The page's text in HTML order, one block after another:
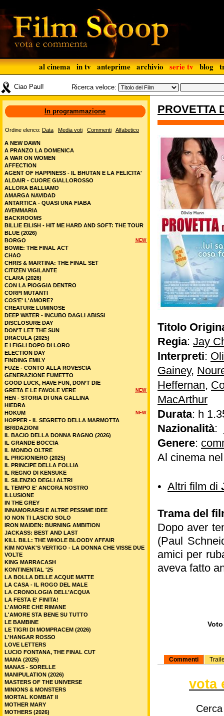
al cinema in tv anteprime archivio serie tv blog
Ciao Paul! Ricerca veloce:
PROVETTA
Titolo
Regia: Jay
Interpreti:
Gainey,
Heffernan,
MacArthur
Durata: h
Nazionalità:
Genere:
Al cinema
• Altri film di
Trama del
Dopo aver
(Paul
amici per
aveva fatto
Commenti
vota
In programmazione
Ordine elenco: Data Media voti Commenti Alfabetico
A NEW DAWN
A PRANZO LA DOMENICA
A WAR ON WOMEN
AFFECTION
AGENT OF HAPPINESS - IL BHUTAN E LA FELICITA'
ALDAIR - CUORE GIALLOROSSO
ALLORA BALLIAMO
AMARGA NAVIDAD
ANTARTICA - QUASI UNA FIABA
AVEMMARIA
BACKROOMS
BILLIE EILISH - HIT ME HARD AND SOFT: THE TOUR
BLUE (2026)
NEW
BORGO
BOWIE: THE FINAL ACT
CHAO
CHRIS & MARTINA: THE FINAL SET
CITIZEN VIGILANTE
CLARA (2026)
CON LA PIOGGIA DENTRO
CORPI MUTANTI
COS'E' L'AMORE?
CREATURE LUMINOSE
DEEP WATER - INCUBO DAGLI ABISSI
DISCLOSURE DAY
DON'T LET THE SUN
DRACULA (2025)
E I FIGLI DOPO DI LORO
ELECTION DAY
FINDING EMILY
FUZE - CONTO ALLA ROVESCIA
GENERAZIONE FUMETTO
GOOD LUCK, HAVE FUN, DON’T DIE
NEW
GRETA E LE FAVOLE VERE
HEN - STORIA DI UNA GALLINA
HIEDRA
NEW
HOKUM
HOPPER - IL SEGRETO DELLA MARMOTTA
IBRIDAZIONI
IL BACIO DELLA DONNA RAGNO (2026)
IL GRANDE BOCCIA
IL MONDO OLTRE
IL PRIGIONIERO (2025)
IL PRINCIPE DELLA FOLLIA
IL REGNO DI KENSUKE
IL SILENZIO DEGLI ALTRI
IL TEMPO E' ANCORA NOSTRO
ILLUSIONE
IN THE GREY
INNAMORARSI E ALTRE PESSIME IDEE
IO NON TI LASCIO SOLO
IRON MAIDEN: BURNING AMBITION
JACKASS: BEST AND LAST
KILL BILL: THE WHOLE BLOODY AFFAIR
KIM NOVAK'S VERTIGO - LA DONNA CHE VISSE DUE
VOLTE
KING MARRACASH
KONTINENTAL '25
LA BOLLA DELLE ACQUE MATTE
LA CASA - IL ROGO DEL MALE
LA CRONOLOGIA DELL’ACQUA
LA FESTA E' FINITA!
L'AMORE CHE RIMANE
L'AMORE STA BENE SU TUTTO
LE BAMBINE
LE TIGRI DI MOMPRACEM (2026)
L'HANGAR ROSSO
LOVE LETTERS
LUCIO FONTANA, THE FINAL CUT
MAMA (2025)
MANAS - SORELLE
MANIPULATION (2026)
MASTERS OF THE UNIVERSE
MINIONS & MONSTERS
MORTAL KOMBAT II
MOTHER MARY
MOTHERS (2026)